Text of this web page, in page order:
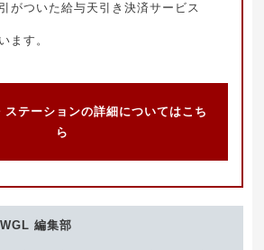
がついた給与天引き決済サービス
ます。
ステーションの詳細についてはこち
ら
編集部